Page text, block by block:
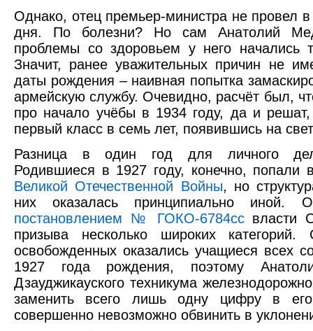
Однако, отец премьер-министра не провел
дня. По болезни? Но сам Анатолий
проблемы со здоровьем у него начались
Значит, ранее уважительных причин не
даты рождения – наивная попытка
армейскую службу. Очевидно, расчёт был,
про начало учёбы в 1934 году, да и
первый класс в семь лет, появившись на
Разница в один год для личного
Родившиеся в 1927 году, конечно, попали
Великой Отечественной Войны, но
них оказалась принципиально иной.
постановлением № ГОКО-6784cсвласти
призыва несколько широких категорий.
освобожденных оказались учащиеся всех
1927 года рождения, поэтому
Дзауджикауского техникума
заменить всего лишь одну цифру в
совершенно невозможно обвинить в